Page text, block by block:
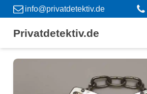
info@privatdetektiv.de
Privatdetektiv.de